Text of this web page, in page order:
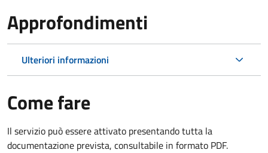
Approfondimenti
Ulteriori informazioni
Come fare
Il servizio può essere attivato presentando tutta la
documentazione prevista, consultabile in formato PDF.